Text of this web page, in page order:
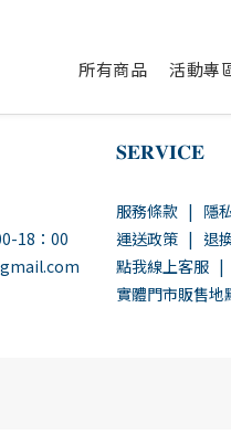
所有商品 活動專
18：00
𝐒𝐄𝐑𝐕𝐈𝐂𝐄
服務條款 | 隱
運送政策 | 退
點我線上客服 |
實體門市販售地